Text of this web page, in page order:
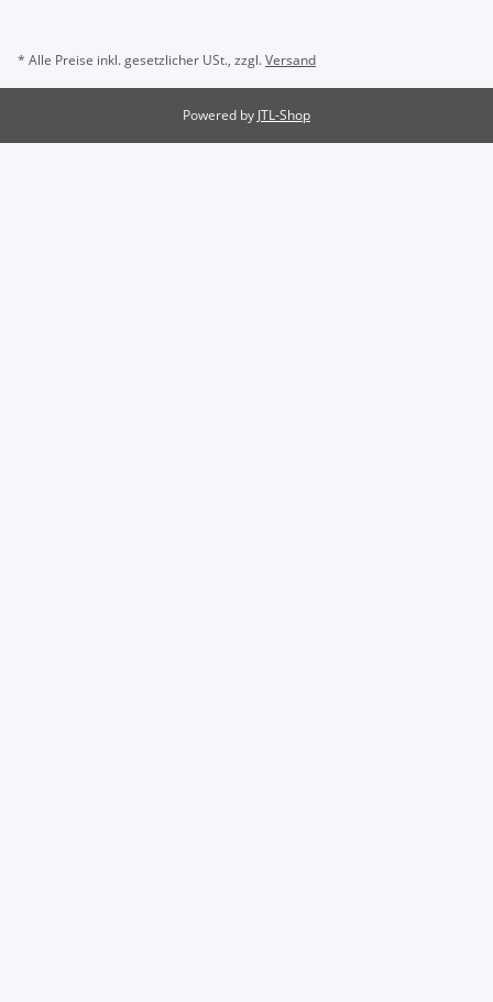
* Alle Preise inkl. gesetzlicher USt., zzgl.Versand
Powered by JTL-Shop